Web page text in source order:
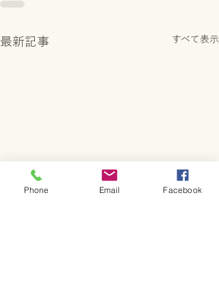
最新記事 すべて表示
Phone Email Facebook